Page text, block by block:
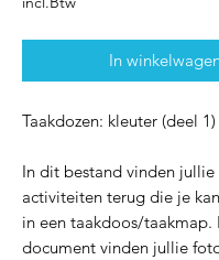
In
Taakdozen: kleuter (deel 1)
In dit bestand vinden jullie
activiteiten terug die je
in een taakdoos/taakmap.
document vinden jullie